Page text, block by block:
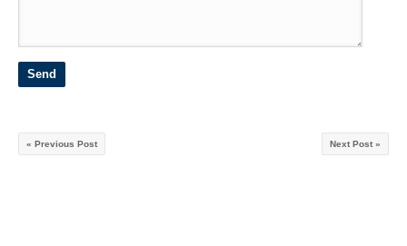
Next Post »
« Previous Post